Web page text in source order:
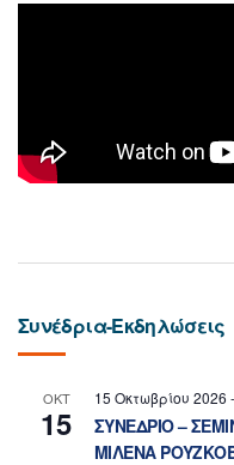
Συνέδρια-Εκδηλώσεις
ΟΚΤ
15
15 Οκτωβρίου 2026 -
ΣΥΝΕΔΡΙΟ –
ΜΙΛΕΝΑ